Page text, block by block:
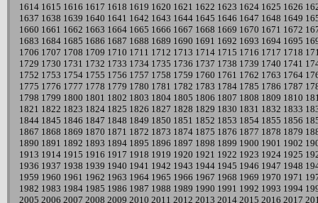
1614 1615 1616 1617 1618 1619 1620 1621 1622 1623 1624 1625 1626
1637 1638 1639 1640 1641 1642 1643 1644 1645 1646 1647 1648 1649
1660 1661 1662 1663 1664 1665 1666 1667 1668 1669 1670 1671 1672
1683 1684 1685 1686 1687 1688 1689 1690 1691 1692 1693 1694 1695
1706 1707 1708 1709 1710 1711 1712 1713 1714 1715 1716 1717 1718
1729 1730 1731 1732 1733 1734 1735 1736 1737 1738 1739 1740 1741
1752 1753 1754 1755 1756 1757 1758 1759 1760 1761 1762 1763 1764
1775 1776 1777 1778 1779 1780 1781 1782 1783 1784 1785 1786 1787
1798 1799 1800 1801 1802 1803 1804 1805 1806 1807 1808 1809 1810
1821 1822 1823 1824 1825 1826 1827 1828 1829 1830 1831 1832 1833
1844 1845 1846 1847 1848 1849 1850 1851 1852 1853 1854 1855 1856
1867 1868 1869 1870 1871 1872 1873 1874 1875 1876 1877 1878 1879
1890 1891 1892 1893 1894 1895 1896 1897 1898 1899 1900 1901 1902
1913 1914 1915 1916 1917 1918 1919 1920 1921 1922 1923 1924 1925
1936 1937 1938 1939 1940 1941 1942 1943 1944 1945 1946 1947 1948
1959 1960 1961 1962 1963 1964 1965 1966 1967 1968 1969 1970 1971
1982 1983 1984 1985 1986 1987 1988 1989 1990 1991 1992 1993 1994
2005 2006 2007 2008 2009 2010 2011 2012 2013 2014 2015 2016 2017